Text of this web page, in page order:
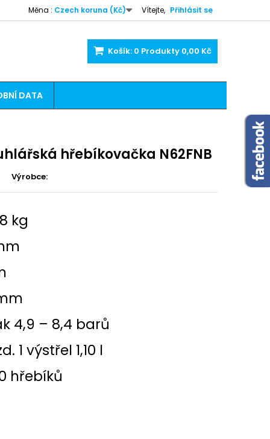
Vítejte, Přihlásit se
Měna : Czech koruna (Kč)
Košík: 0 Produkty 0,00 Kč
DATA
hřebíkovačka N62FNB
Výrobce:
kg
4,9 – 8,4 barů
1 výstřel 1,10 l
hřebíků